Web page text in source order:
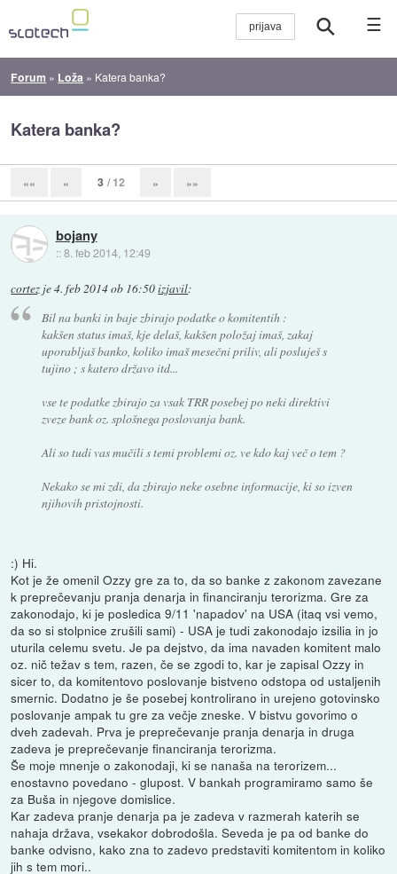
☰
Forum » Loža » Katera banka?
Katera banka?
«« « 3 / 12 » »»
bojany
::8. feb 2014, 12:49
cortez je4. feb 2014 ob 16:50izjavil:
Bil na banki in baje zbirajo podatke o komitentih :
kakšen status imaš, kje delaš, kakšen položaj imaš, zakaj
uporabljaš banko, koliko imaš mesečni priliv, ali posluješ s
tujino ; s katero državo itd...
vse te podatke zbirajo za vsak TRR posebej po neki direktivi
zveze bank oz. splošnega poslovanja bank.
Ali so tudi vas mučili s temi problemi oz. ve kdo kaj več o tem ?
Nekako se mi zdi, da zbirajo neke osebne informacije, ki so izven
njihovih pristojnosti.
:) Hi.
Kot je že omenil Ozzy gre za to, da so banke z zakonom zavezane
k preprečevanju pranja denarja in financiranju terorizma. Gre za
zakonodajo, ki je posledica 9/11 'napadov' na USA (itaq vsi vemo,
da so si stolpnice zrušili sami) - USA je tudi zakonodajo izsilia in jo
uturila celemu svetu. Je pa dejstvo, da ima navaden komitent malo
oz. nič težav s tem, razen, če se zgodi to, kar je zapisal Ozzy in
sicer to, da komitentovo poslovanje bistveno odstopa od ustaljenih
smernic. Dodatno je še posebej kontrolirano in urejeno gotovinsko
poslovanje ampak tu gre za večje zneske. V bistvu govorimo o
dveh zadevah. Prva je preprečevanje pranja denarja in druga
zadeva je preprečevanje financiranja terorizma.
Še moje mnenje o zakonodaji, ki se nanaša na terorizem...
enostavno povedano - glupost. V bankah programiramo samo še
za Buša in njegove domislice.
Kar zadeva pranje denarja pa je zadeva v razmerah katerih se
nahaja država, vsekakor dobrodošla. Seveda je pa od banke do
banke odvisno, kako zna to zadevo predstaviti komitentom in koliko
jih s tem mori..